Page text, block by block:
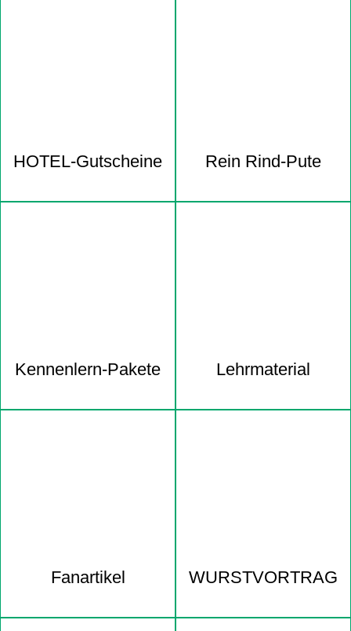
HOTEL-Gutscheine Rein Rind-Pute
Kennenlern-Pakete Lehrmaterial
Fanartikel WURST­VORTRAG